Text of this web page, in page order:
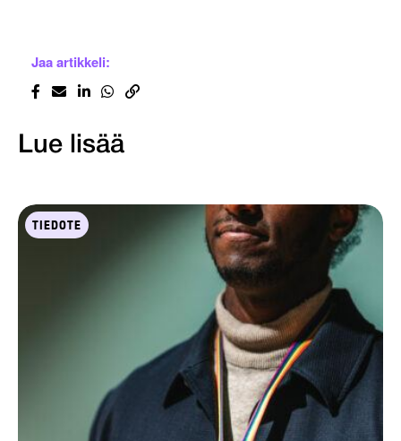
Jaa artikkeli:
Lue lisää
TIEDOTE